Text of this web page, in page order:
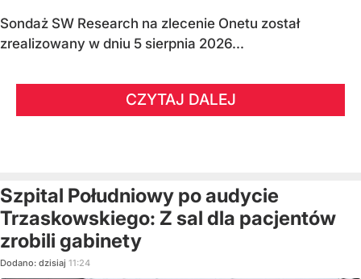
Sondaż SW Research na zlecenie Onetu został
zrealizowany w dniu 5 sierpnia 2026...
CZYTAJ DALEJ
Szpital Południowy po audycie
Trzaskowskiego: Z sal dla pacjentów
zrobili gabinety
Dodano: dzisiaj 11:24